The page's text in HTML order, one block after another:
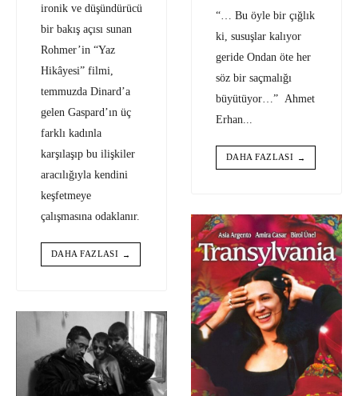
ironik ve düşündürücü
bir bakış açısı sunan
Rohmer’in “Yaz
Hikâyesi” filmi,
temmuzda Dinard’a
gelen Gaspard’ın üç
farklı kadınla
karşılaşıp bu ilişkiler
aracılığıyla kendini
keşfetmeye
çalışmasına odaklanır.
DAHA FAZLASI →
“… Bu öyle bir çığlık
ki, susuşlar kalıyor
geride Ondan öte her
söz bir saçmalığı
büyütüyor…” Ahmet
Erhan
DAHA FAZLASI →